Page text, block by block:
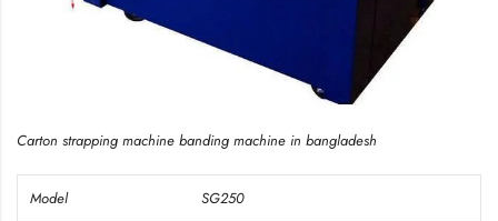
Carton strapping machine banding machine in bangladesh
Model SG250